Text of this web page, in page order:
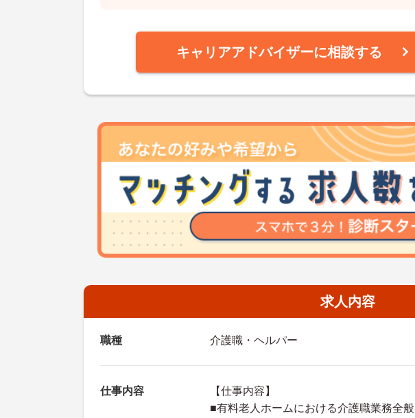
キャリアアドバイザーに相談する
求人内容
職種 介護職・ヘルパー
仕事内容
【仕事内容】
■有料老人ホームにおける介護職業務全般